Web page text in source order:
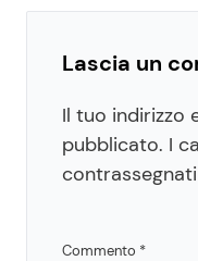
Lascia un
Il tuo indirizzo
pubblicato. I
contrassegnati
Commento *